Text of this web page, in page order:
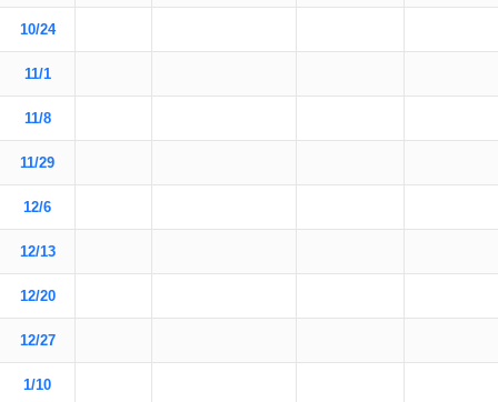
10/24
11/1
11/8
11/29
12/6
12/13
12/20
12/27
1/10